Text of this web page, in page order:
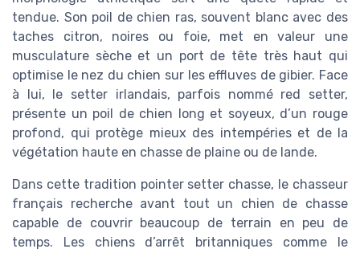
tendue. Son poil de chien ras, souvent blanc avec des
taches citron, noires ou foie, met en valeur une
musculature sèche et un port de tête très haut qui
optimise le nez du chien sur les effluves de gibier. Face
à lui, le setter irlandais, parfois nommé red setter,
présente un poil de chien long et soyeux, d’un rouge
profond, qui protège mieux des intempéries et de la
végétation haute en chasse de plaine ou de lande.
Dans cette tradition pointer setter chasse, le chasseur
français recherche avant tout un chien de chasse
capable de couvrir beaucoup de terrain en peu de
temps. Les chiens d’arrêt britanniques comme le